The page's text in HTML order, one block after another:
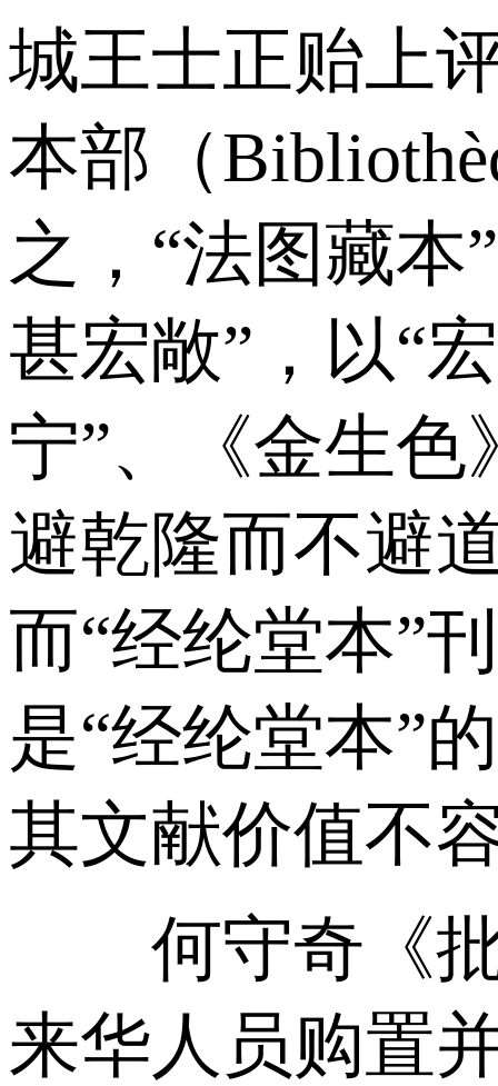
城王士正贻上
本部（
之，“法图藏本
甚宏敞”，以“
宁”、《金生色
避乾隆而不避
而“经纶堂本”
是“经纶堂本”
其文献价值不
何守奇《批
来华人员购置